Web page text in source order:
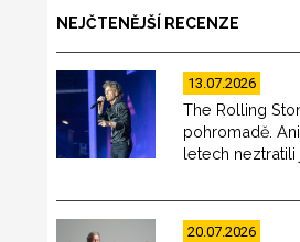
NEJČTENĚJŠÍ RECENZE
13.07.2026
The Rolling
pohromadě.
letech neztratili
20.07.2026